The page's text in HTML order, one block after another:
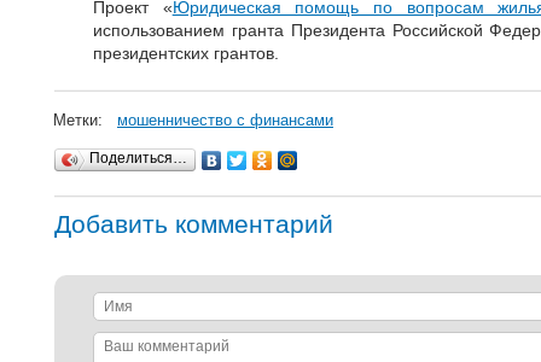
Проект «Юридическая помощь по вопросам
использованием гранта Президента Российской
президентских грантов.
Метки: мошенничество с финансами
Поделиться…
Добавить комментарий
Имя
Ваш